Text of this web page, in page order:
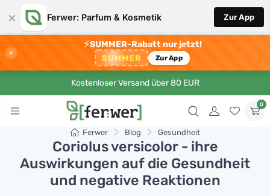
× Ferwer: Parfum & Kosmetik Zur App
×
⚡SUMMER-Rabatt nur jetzt!
SUMMER Zur App
Kostenloser Versand über 80 EUR
0
Ferwer Blog Gesundheit
Coriolus versicolor - ihre
Auswirkungen auf die Gesundheit
und negative Reaktionen